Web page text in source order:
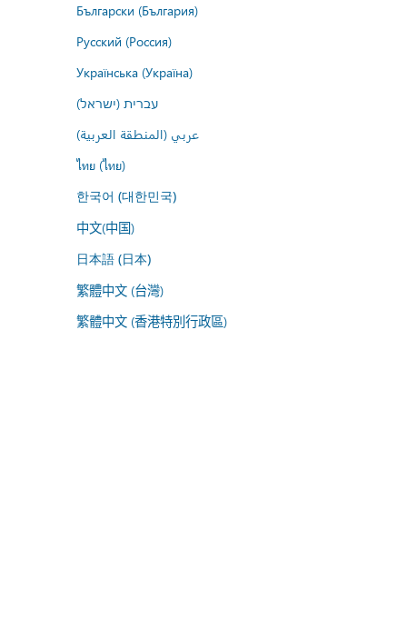
Български (България)
Русский (Россия)
Українська (Україна)
עברית (ישראל)
عربي (المنطقة العربية)
ไทย (ไทย)
한국어 (대한민국)
中文(中国)
日本語 (日本)
繁體中文 (台灣)
繁體中文 (香港特別行政區)